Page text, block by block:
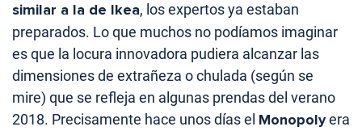
similar a la de Ikea, los expertos ya estaban
preparados. Lo que muchos no podíamos imaginar
es que la locura innovadora pudiera alcanzar las
dimensiones de extrañeza o chulada (según se
mire) que se refleja en algunas prendas del verano
2018. Precisamente hace unos días el Monopolyera